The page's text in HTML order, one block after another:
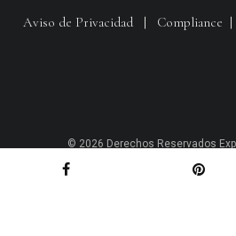
Aviso de Privacidad| Compliance |
© 2026 Derechos Reservados